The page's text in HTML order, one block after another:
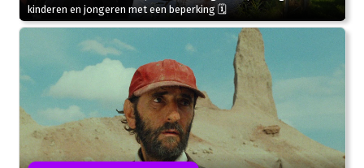
kinderen en jongeren met een beperking 🗓